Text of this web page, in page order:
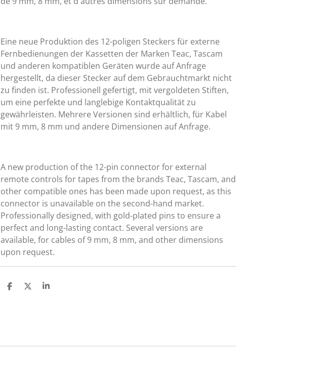
Eine neue Produktion des 12-poligen Steckers für externe
Fernbedienungen der Kassetten der Marken Teac, Tascam
und anderen kompatiblen Geräten wurde auf Anfrage
hergestellt, da dieser Stecker auf dem Gebrauchtmarkt nicht
zu finden ist. Professionell gefertigt, mit vergoldeten Stiften,
um eine perfekte und langlebige Kontaktqualität zu
gewährleisten. Mehrere Versionen sind erhältlich, für Kabel
mit 9 mm, 8 mm und andere Dimensionen auf Anfrage.
A new production of the 12-pin connector for external
remote controls for tapes from the brands Teac, Tascam, and
other compatible ones has been made upon request, as this
connector is unavailable on the second-hand market.
Professionally designed, with gold-plated pins to ensure a
perfect and long-lasting contact. Several versions are
available, for cables of 9 mm, 8 mm, and other dimensions
upon request.
P
r
P
r
P
r